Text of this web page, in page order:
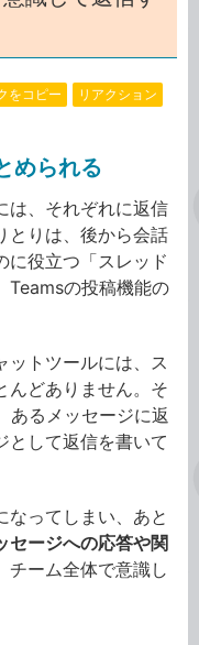
をコピー リアクション
められる
は、それぞれに返信
とりは、後から会話
に役立つ「スレッド
Teamsの投稿機能の
ットツールには、ス
んどありません。そ
あるメッセージに返
として返信を書いて
なってしまい、あと
セージへの応答や関
チーム全体で意識し